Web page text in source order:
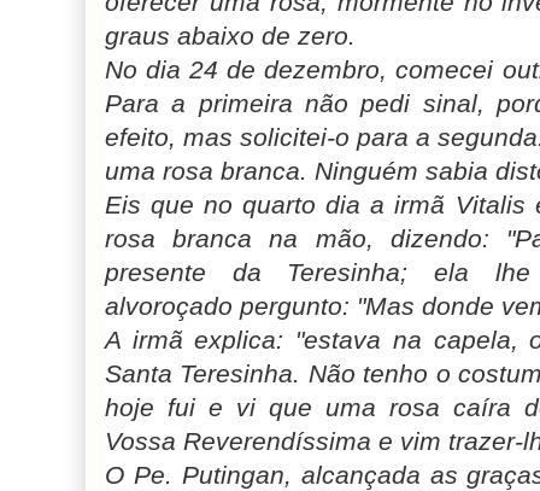
graus abaixo de zero.
No dia 24 de dezembro, comecei
Para a primeira não pedi sinal,
efeito, mas solicitei-o para a
uma rosa branca. Ninguém sabia
Eis que no quarto dia a irmã Vitalis
rosa branca na mão, dizendo:
presente da Teresinha; ela lhe
alvoroçado pergunto: "Mas donde
A irmã explica: "estava na capela,
Santa Teresinha. Não tenho o
hoje fui e vi que uma rosa caíra
Vossa Reverendíssima e vim trazer-
O Pe. Putingan, alcançada as